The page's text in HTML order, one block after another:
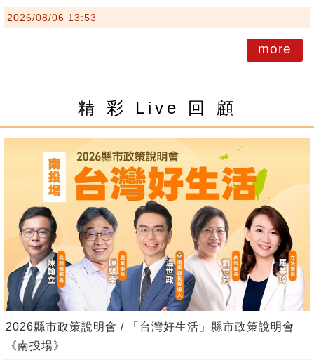
2026/08/06 13:53
more
精 彩 Live 回 顧
2026縣市政策說明會 / 「台灣好生活」縣市政策說明會
《南投場》